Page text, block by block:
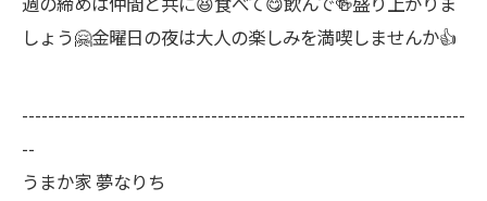
しょう🤗金曜日の夜は大人の楽しみを満喫しませんか👍
--------------------------------------------------------------------
--
うまか家 夢なりち